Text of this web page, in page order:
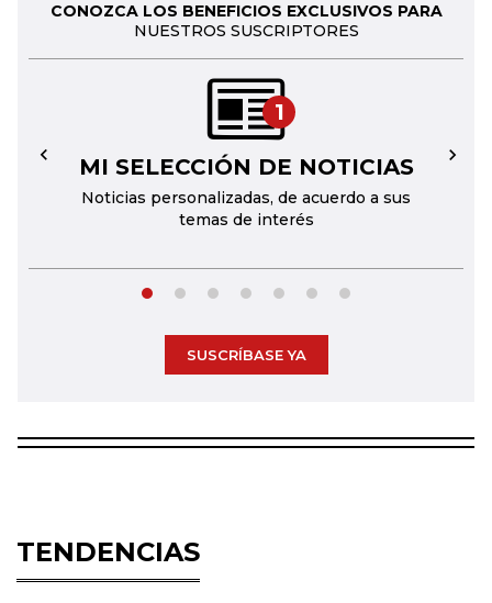
CONOZCA LOS BENEFICIOS EXCLUSIVOS PARA
NUESTROS SUSCRIPTORES
1
MI SELECCIÓN DE NOTICIAS
Noticias personalizadas, de acuerdo a sus
temas de interés
← →
SUSCRÍBASE YA
TENDENCIAS